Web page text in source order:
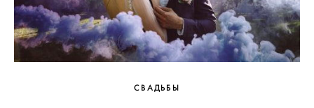
СВАДЬБЫ